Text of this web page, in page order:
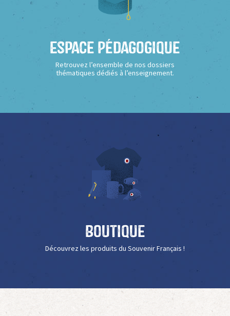
Espace Pédagogique
Retrouvez l’ensemble de nos dossiers
thématiques dédiés à l’enseignement.
Boutique
Découvrez les produits du Souvenir Français !